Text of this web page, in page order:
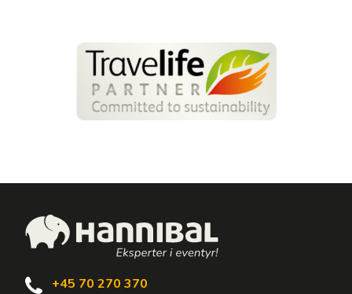
+45 70 270 370